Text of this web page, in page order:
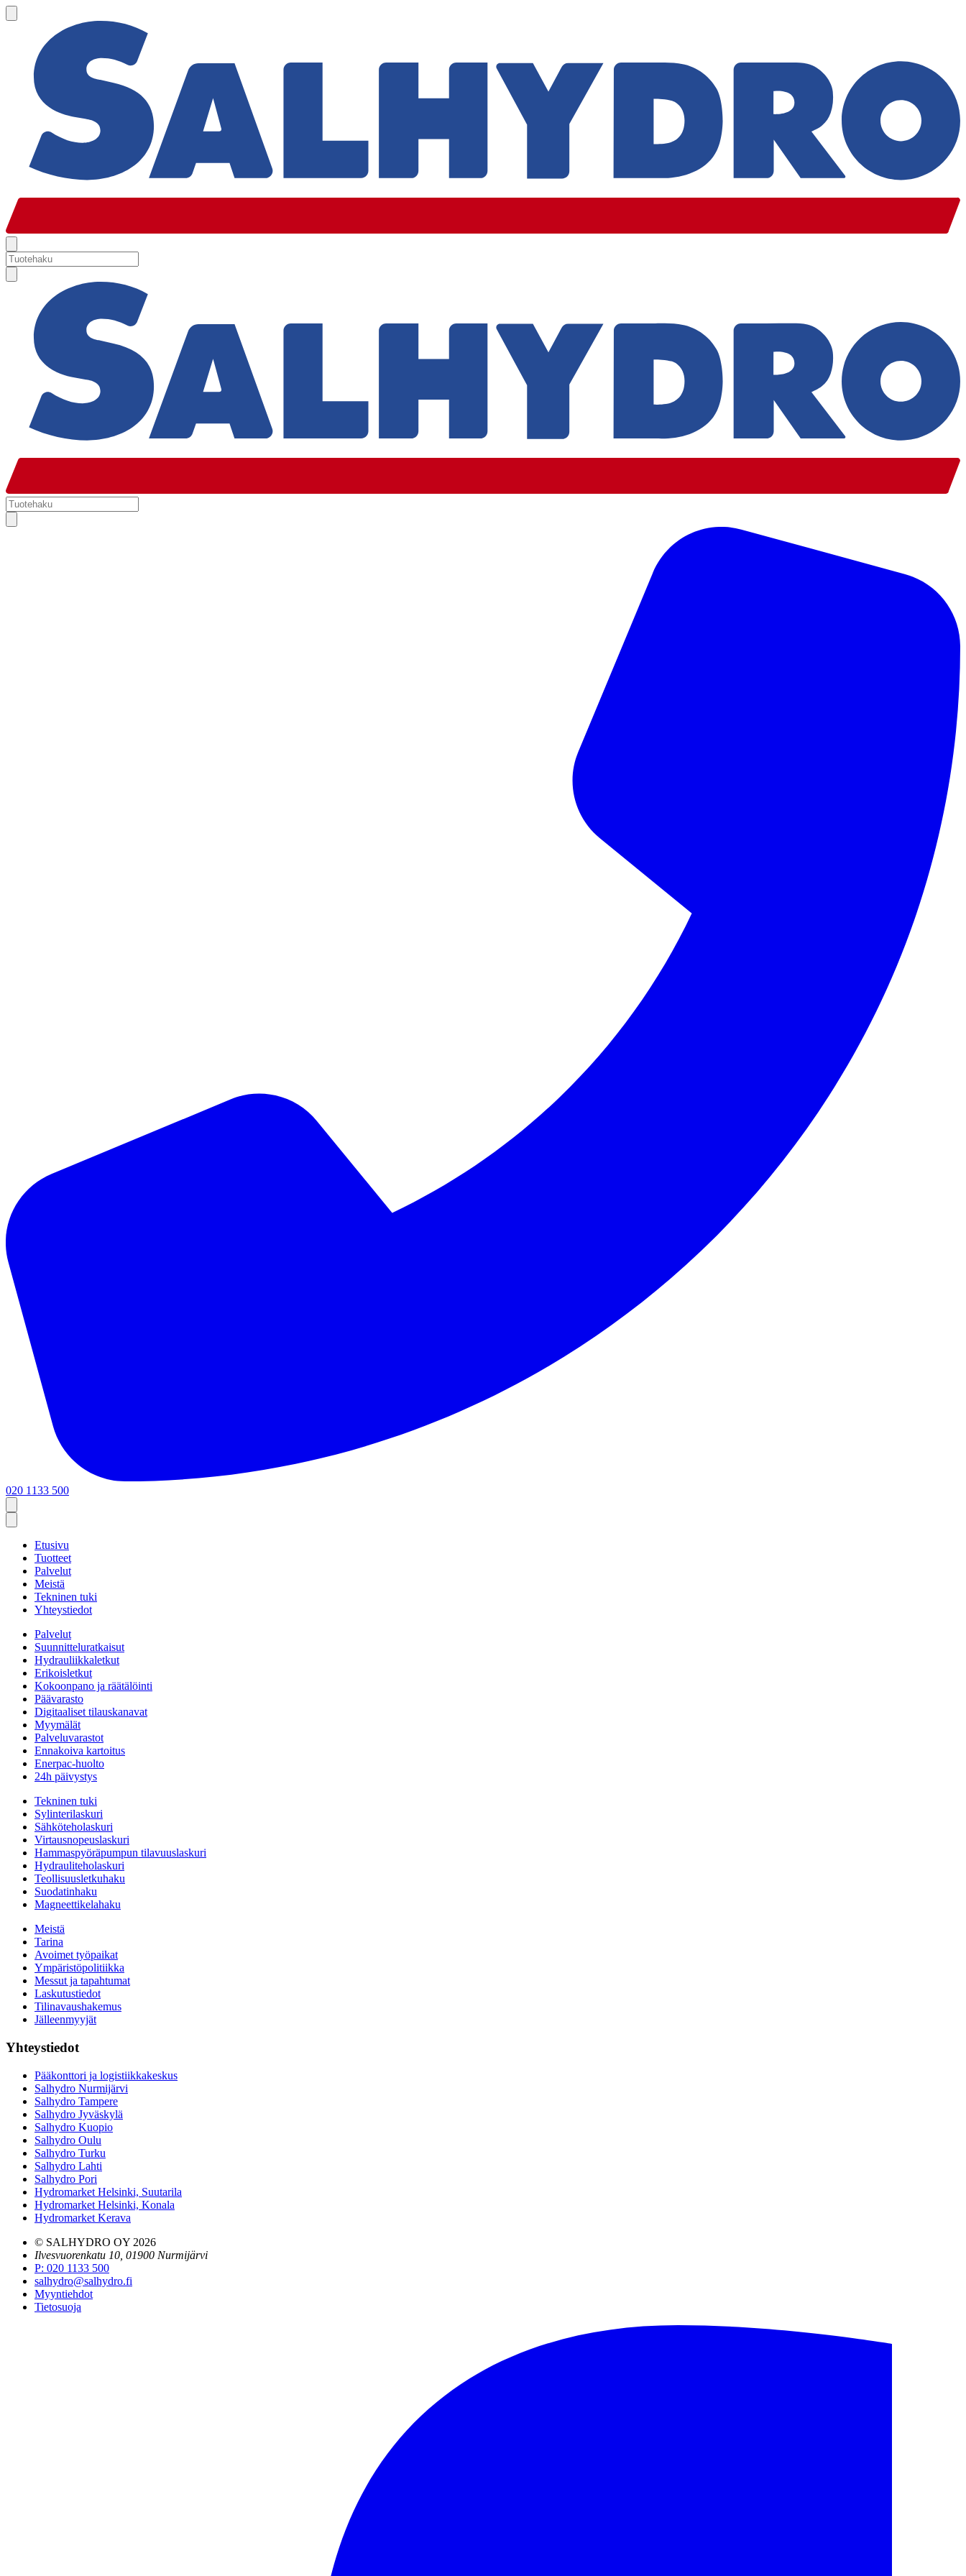
020 1133 500
Etusivu
Tuotteet
Palvelut
Meistä
Tekninen tuki
Yhteystiedot
Palvelut
Suunnitteluratkaisut
Hydrauliikkaletkut
Erikoisletkut
Kokoonpano ja räätälöinti
Päävarasto
Digitaaliset tilauskanavat
Myymälät
Palveluvarastot
Ennakoiva kartoitus
Enerpac-huolto
24h päivystys
Tekninen tuki
Sylinterilaskuri
Sähköteholaskuri
Virtausnopeuslaskuri
Hammaspyöräpumpun tilavuuslaskuri
Hydrauliteholaskuri
Teollisuusletkuhaku
Suodatinhaku
Magneettikelahaku
Meistä
Tarina
Avoimet työpaikat
Ympäristöpolitiikka
Messut ja tapahtumat
Laskutustiedot
Tilinavaushakemus
Jälleenmyyjät
Yhteystiedot
Pääkonttori ja logistiikkakeskus
Salhydro Nurmijärvi
Salhydro Tampere
Salhydro Jyväskylä
Salhydro Kuopio
Salhydro Oulu
Salhydro Turku
Salhydro Lahti
Salhydro Pori
Hydromarket Helsinki, Suutarila
Hydromarket Helsinki, Konala
Hydromarket Kerava
© SALHYDRO OY 2026
Ilvesvuorenkatu 10, 01900 Nurmijärvi
P: 020 1133 500
salhydro@salhydro.fi
Myyntiehdot
Tietosuoja